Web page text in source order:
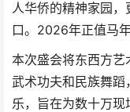
人华侨的精神家园
口。2026年正值马
本次盛会将东西方艺
武术功夫和民族舞
乐，旨在为数十万现